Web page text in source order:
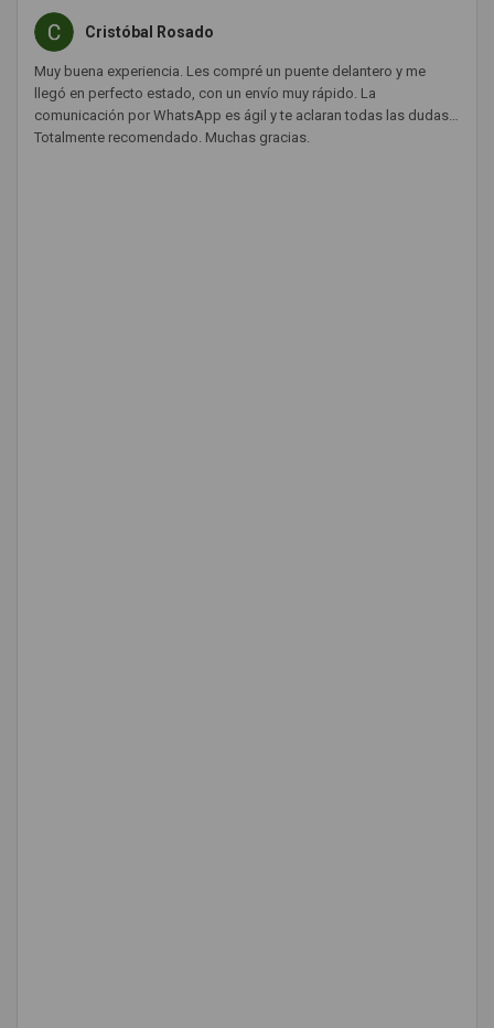
Cristóbal Rosado
Muy buena experiencia. Les compré un puente delantero y me
llegó en perfecto estado, con un envío muy rápido. La
comunicación por WhatsApp es ágil y te aclaran todas las dudas.
Totalmente recomendado. Muchas gracias.